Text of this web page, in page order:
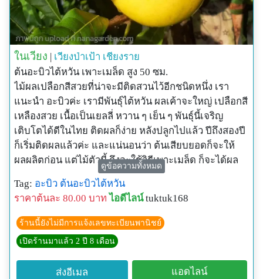
ในเวียง | เวียงป่าเป้า เชียงราย
ต้นอะบิวไต้หวัน เพาะเมล็ด สูง 50 ซม.
ไม้ผลเปลือกสีสวยที่น่าจะมีติดสวนไว้อีกชนิดหนึ่ง เรา
แนะนำ อะบิวค่ะ เรามีพันธุ์ไต้หวัน ผลเค้าจะใหญ่ เปลือกสี
เหลืองสวย เนื้อเป็นเยลลี่ หวาน ๆ เย็น ๆ พันธุ์นี้เจริญ
เติบโตได้ดีในไทย ติดผลก็ง่าย หลังปลูกไปแล้ว ปีถึงสองปี
ก็เริ่มติดผลแล้วค่ะ และแน่นอนว่า ต้นเสียบยอดก็จะให้
ผลผลิตก่อน แต่ไม้ตัวนี้ ถึงจะใช้วิธีเพาะเมล็ด ก็จะได้ผล
ตรงตามพันธุ์เดิมค่ะ แค่จะติดผลช้ากว่ากันเล็กน้อยเท่านั้น
ถ้าเพื่อท่านใดซื้อผลมาทานก็อย่าทิ้งเมล็ดนะคะ เอาไป
เพาะขยายพันธุ์ต่อได้เลย
ค่าส่ง 5 ต้น 170 บาท
ดูข้อความทั้งหมด
Tag: อะบิว ต้นอะบิวไต้หวัน
ราคาต้นละ 80.00 บาท ไอดีไลน์ tuktuk168
ร้านนี้ยังไม่มีการแจ้งเลขทะเบียนพานิชย์
เปิดร้านมาแล้ว 2 ปี 8 เดือน
ส่งอีเมล แอดไลน์